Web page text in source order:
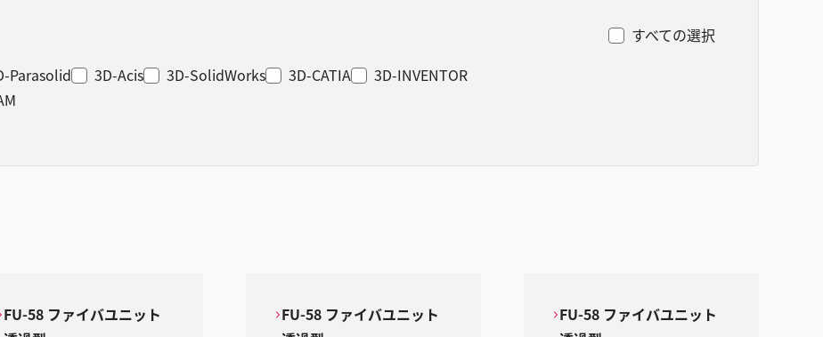
Parasolid 3D-Acis 3D-SolidWorks 3D-CATIA
3D-INVENTOR
すべての選択
FU-58 ファイバユニット
FU-58 ファイバユニット
FU-58 ファイバユニット